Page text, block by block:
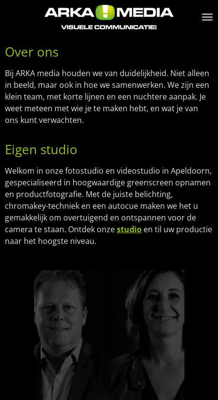
hoofdinhoud
Over ons
Bij ARKA media houden we van duidelijkheid. Niet alleen
in beeld, maar ook in hoe we samenwerken. We zijn een
klein team, met korte lijnen en een nuchtere aanpak. Je
weet meteen met wie je te maken hebt, en wat je van
ons kunt verwachten.
Eigen studio
Welkom in onze fotostudio en videostudio in Apeldoorn,
gespecialiseerd in hoogwaardige greenscreen opnamen
en productfotografie. Met de juiste belichting,
chromakey-techniek en een autocue maken we het u
gemakkelijk om overtuigend en ontspannen voor de
camera te staan. Ontdek onzestudio en til uw productie
naar het hoogste niveau.